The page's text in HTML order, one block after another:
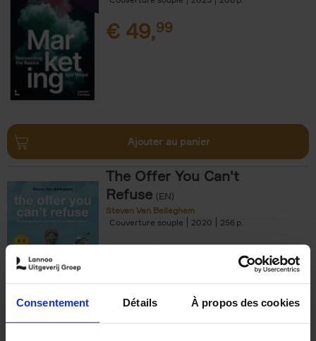
Consentement Détails À propos des cookies
€ 49,99
Ajouter au panier
The Offer You Can't
Refuse (EN)
Steven Van Belleghem
Couverture souple
2020 256
€37,50